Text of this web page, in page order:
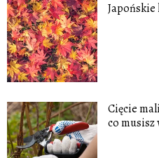
Japońskie
Cięcie
co musisz